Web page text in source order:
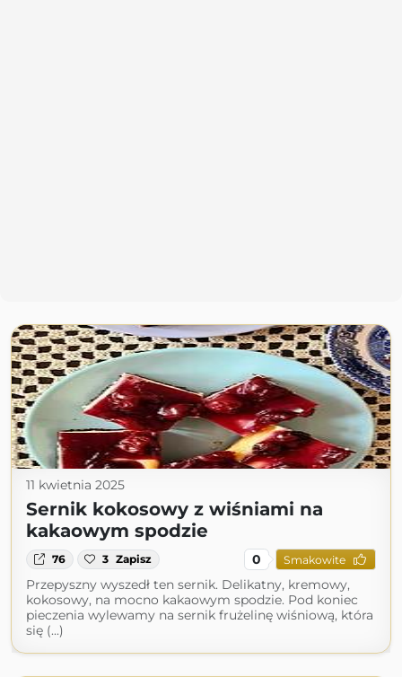
11 kwietnia 2025
Sernik kokosowy z wiśniami na
kakaowym spodzie
76 3 Zapisz 0 Smakowite
Przepyszny wyszedł ten sernik. Delikatny, kremowy,
kokosowy, na mocno kakaowym spodzie. Pod koniec
pieczenia wylewamy na sernik frużelinę wiśniową, która
się (...)